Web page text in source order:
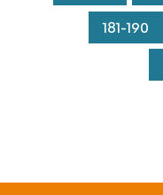
181-190